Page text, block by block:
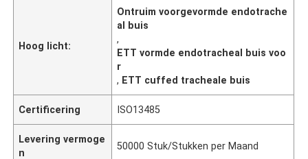
Hoog licht:
Ontruim voorgevormde endotrache
al buis
,
ETT vormde endotracheal buis voo
r
, ETT cuffed tracheale buis
Certificering ISO13485
Levering vermoge
n
50000 Stuk/Stukken per Maand